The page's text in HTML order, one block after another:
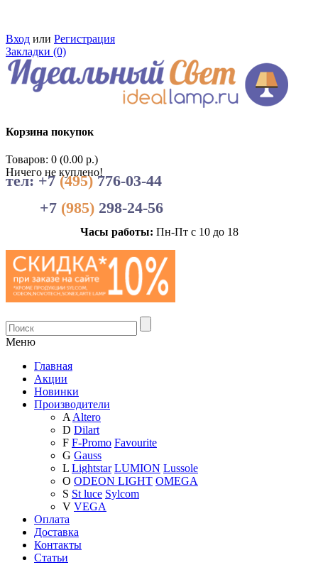
Вход или Регистрация
Закладки (0)
Корзина покупок
Товаров: 0 (0.00 р.)
Ничего не куплено!
тел: +7(495)776-03-44
+7 (985) 298-24-56
Часы работы: Пн-Пт с 10 до 18
Меню
Главная
Акции
Новинки
Производители
AAltero
D Dilart
F F-Promo Favourite
G Gauss
L Lightstar LUMION Lussole
O ODEON LIGHT OMEGA
S St luce Sylcom
V VEGA
Оплата
Доставка
Контакты
Статьи